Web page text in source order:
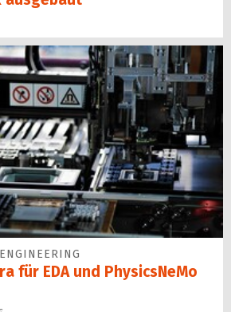
für EDA und PhysicsNeMo